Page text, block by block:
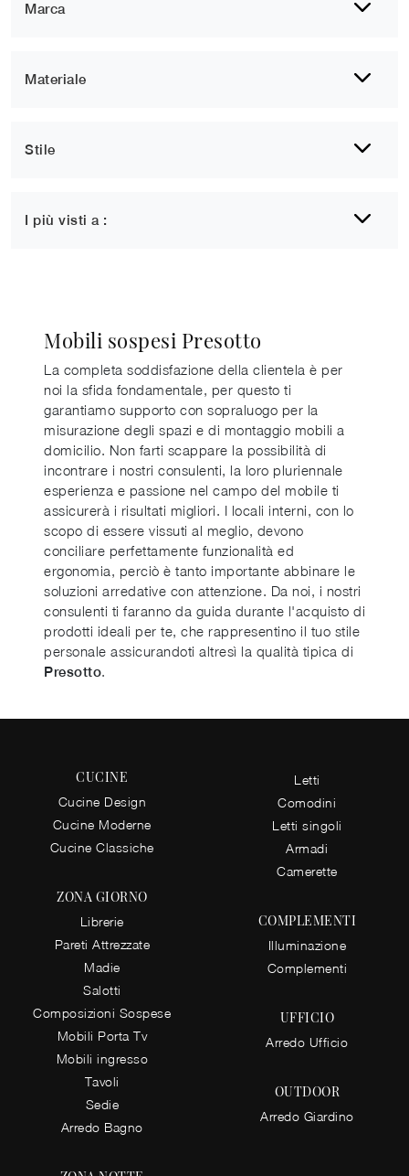
Marca
Materiale
Stile
I più visti a :
Mobili sospesi Presotto
La completa soddisfazione della clientela è per
noi la sfida fondamentale, per questo ti
garantiamo supporto con sopraluogo per la
misurazione degli spazi e di montaggio mobili a
domicilio. Non farti scappare la possibilità di
incontrare i nostri consulenti, la loro pluriennale
esperienza e passione nel campo del mobile ti
assicurerà i risultati migliori. I locali interni, con lo
scopo di essere vissuti al meglio, devono
conciliare perfettamente funzionalità ed
ergonomia, perciò è tanto importante abbinare le
soluzioni arredative con attenzione. Da noi, i nostri
consulenti ti faranno da guida durante l'acquisto di
prodotti ideali per te, che rappresentino il tuo stile
personale assicurandoti altresì la qualità tipica di
Presotto.
CUCINE
Cucine Design
Cucine Moderne
Cucine Classiche
ZONA GIORNO
Librerie
Pareti Attrezzate
Madie
Salotti
Composizioni Sospese
Mobili Porta Tv
Mobili ingresso
Tavoli
Sedie
Arredo Bagno
Letti
Comodini
Letti singoli
Armadi
Camerette
COMPLEMENTI
Illuminazione
Complementi
UFFICIO
Arredo Ufficio
OUTDOOR
Arredo Giardino